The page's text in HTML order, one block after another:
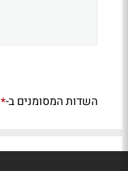
השדות המסומנים ב-*